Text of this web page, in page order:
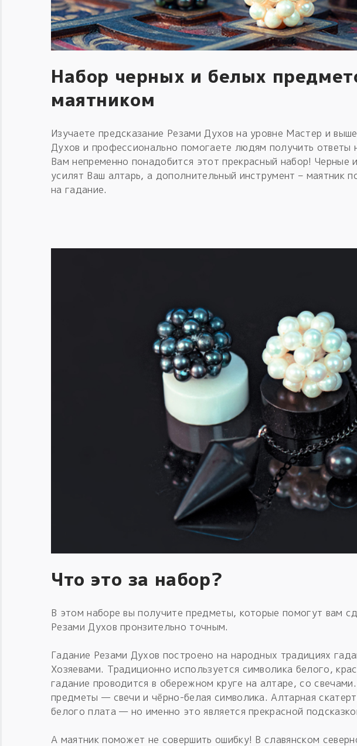
Набор черных и белых
маятником
Изучаете предсказание Резами Духов на уровне Мастер и
Духов и профессионально помогаете людям получить ответы
Вам непременно понадобится этот прекрасный набор! Черные
усилят Ваш алтарь, а дополнительный инструмент – маятник
на гадание.
Что это за набор?
В этом наборе вы получите предметы, которые помогут вам
Резами Духов пронзительно точным.
Гадание Резами Духов построено на народных традициях
Хозяевами. Традиционно используется символика белого,
гадание проводится в обережном круге на алтаре, со
предметы — свечи и чёрно-белая символика. Алтарная
белого плата — но именно это является прекрасной
А маятник поможет не совершить ошибку! В славянском